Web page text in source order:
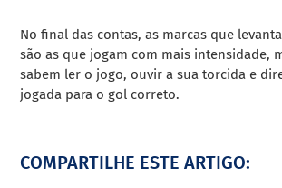
No final das contas, as marcas que
são as que jogam com mais intensidade,
sabem ler o jogo, ouvir a sua torcida e
jogada para o gol correto.
COMPARTILHE ESTE ARTIGO: